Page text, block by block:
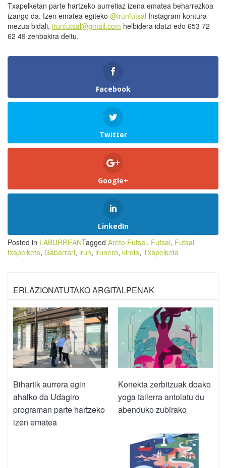
Txapelketan parte hartzeko aurretiaz izena ematea beharrezkoa
izango da. Izen ematea egiteko @irunfutsal Instagram kontura
mezua bidali, irunfutsal@gmail.com helbidera idatzi edo 653 72
62 49 zenbakira deitu.
Facebook
Twitter
Google+
LinkedIn
Posted in LABURREANTagged Areto Futsal, Futsal, Futsal
txapelketa, Gabarrari, irun, irunero, kirola, Txapelketa
ERLAZIONATUTAKO ARGITALPENAK
Bihartik aurrera egin
ahalko da Udagiro
programan parte hartzeko
izen ematea
Konekta zerbitzuak doako
yoga tailerra antolatu du
abenduko zubirako